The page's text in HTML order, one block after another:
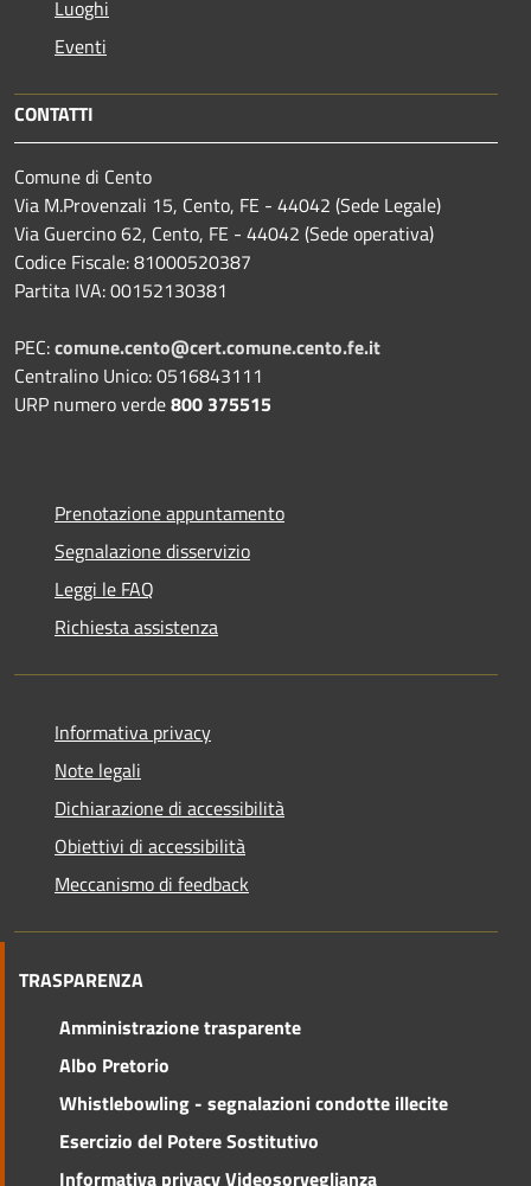
Luoghi
Eventi
CONTATTI
Comune di Cento
Via M.Provenzali 15, Cento, FE - 44042 (Sede Legale)
Via Guercino 62, Cento, FE - 44042 (Sede operativa)
Codice Fiscale: 81000520387
Partita IVA: 00152130381
PEC:comune.cento@cert.comune.cento.fe.it
Centralino Unico: 0516843111
URP numero verde800 375515
Prenotazione appuntamento
Segnalazione disservizio
Leggi le FAQ
Richiesta assistenza
Informativa privacy
Note legali
Dichiarazione di accessibilità
Obiettivi di accessibilità
Meccanismo di feedback
TRASPARENZA
Amministrazione trasparente
Albo Pretorio
Whistlebowling - segnalazioni condotte illecite
Esercizio del Potere Sostitutivo
Informativa privacy Videosorveglianza